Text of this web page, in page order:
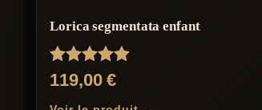
peuvent
être
Lorica segmentata enfant
Note
5.00
sur 5
119,00€